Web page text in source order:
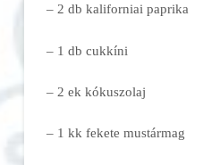
– 2 db kaliforniai paprika
– 1 db cukkíni
– 2 ek kókuszolaj
– 1 kk fekete mustármag